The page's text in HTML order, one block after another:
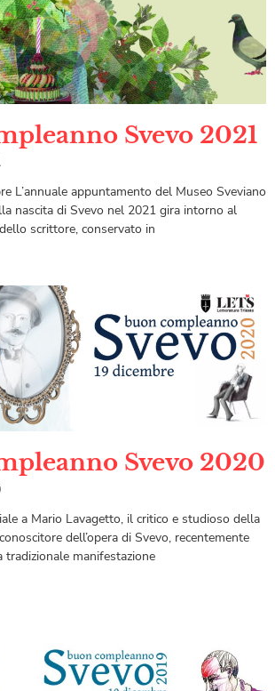
Svevo 2021
L’annuale appuntamento del Museo Sveviano
nascita di Svevo nel 2021 gira intorno al
scrittore, conservato in
Svevo 2020
a Mario Lavagetto, il critico e studioso della
dell’opera di Svevo, recentemente
tradizionale manifestazione